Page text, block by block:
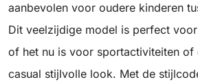
aanbevolen voor oudere kinderen
Dit veelzijdige model is perfect
of het nu is voor sportactiviteiten of
casual stijlvolle look. Met de